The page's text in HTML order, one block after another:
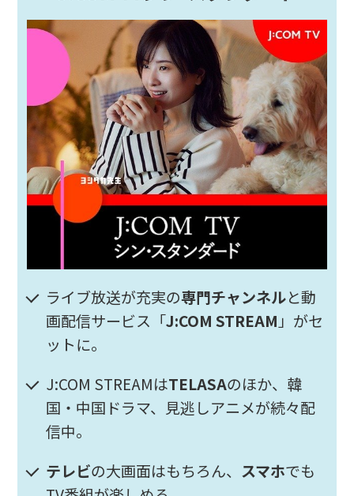
ライブ放送が充実の専門チャンネルと動
画配信サービス「J:COM STREAM 」がセ
ットに。
J:COM STREAMはTELASAのほか、韓
国・中国ドラマ、見逃しアニメが続々配
信中。
テレビの大画面はもちろん、 スマホでも